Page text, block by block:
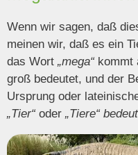
Wenn wir sagen, daß
meinen wir, daß es ein
das Wort „mega“ kommt
groß bedeutet, und der
Ursprung oder
„Tier“ oder „Tiere“